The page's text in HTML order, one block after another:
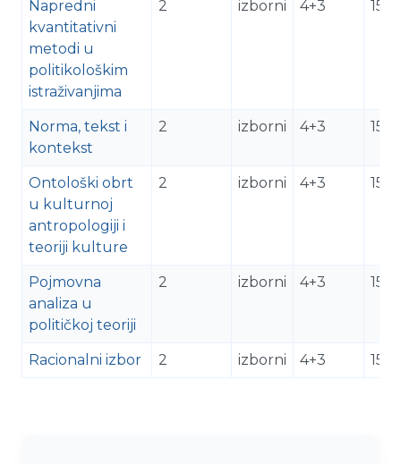
Napredni
kvantitativni
metodi u
politikološkim
istraživanjima
2 izborni 4+3 15
Norma, tekst i
kontekst
2 izborni 4+3 15
Ontološki obrt
u kulturnoj
antropologiji i
teoriji kulture
2 izborni 4+3 15
Pojmovna
analiza u
političkoj teoriji
2 izborni 4+3 15
Racionalni izbor 2 izborni 4+3 15